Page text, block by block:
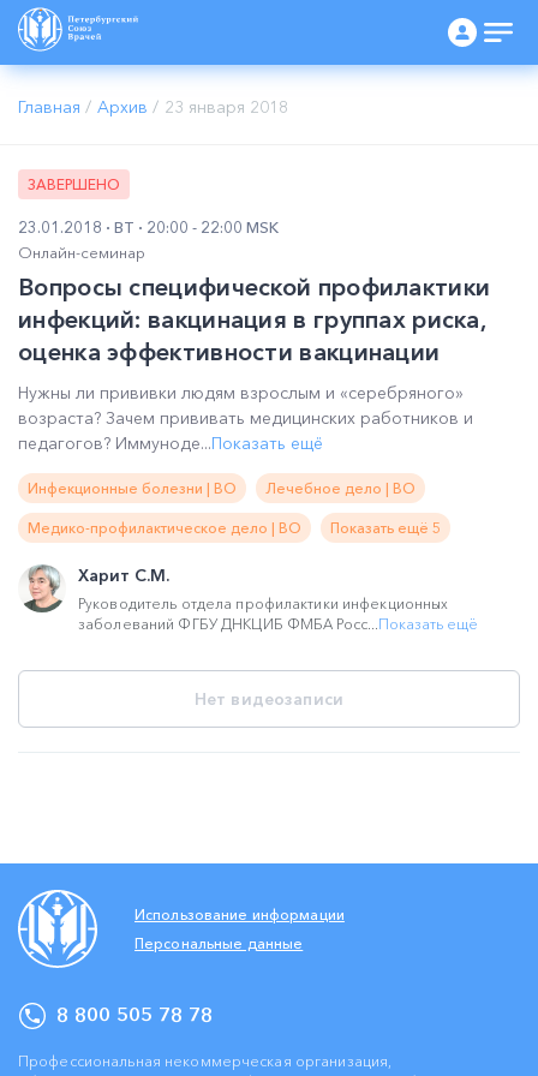
Главная / Архив / 23 января 2018
ЗАВЕРШЕНО
23.01.2018 ВТ
20:00 - 22:00 MSK
Онлайн-семинар
Вопросы специфической профилактики
инфекций: вакцинация в группах риска,
оценка эффективности вакцинации
Нужны ли прививки людям взрослым и «серебряного»
возраста? Зачем прививать медицинских работников и
педагогов? Иммуноде...Показать ещё
Инфекционные болезни | ВО Лечебное дело | ВО
Медико-профилактическое дело | ВО Показать ещё 5
Харит С.М.
Руководитель отдела профилактики инфекционных
заболеваний ФГБУ ДНКЦИБ ФМБА Росс...Показать ещё
Нет видеозаписи
Использование информации
Персональные данные
8 800 505 78 78
Профессиональная некоммерческая организация,